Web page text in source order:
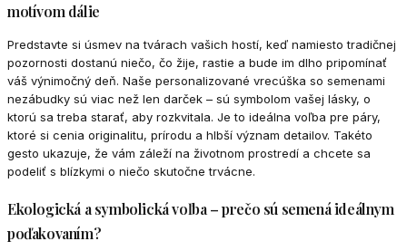
motívom dálie
Predstavte si úsmev na tvárach vašich hostí, keď namiesto tradičnej
pozornosti dostanú niečo, čo žije, rastie a bude im dlho pripomínať
váš výnimočný deň. Naše personalizované vrecúška so semenami
nezábudky sú viac než len darček – sú symbolom vašej lásky, o
ktorú sa treba starať, aby rozkvitala. Je to ideálna voľba pre páry,
ktoré si cenia originalitu, prírodu a hlbší význam detailov. Takéto
gesto ukazuje, že vám záleží na životnom prostredí a chcete sa
podeliť s blízkymi o niečo skutočne trvácne.
Ekologická a symbolická voľba – prečo sú semená ideálnym
poďakovaním?